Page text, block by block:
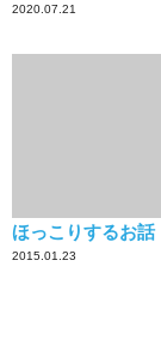
2020.07.21
ほっこりするお話
2015.01.23